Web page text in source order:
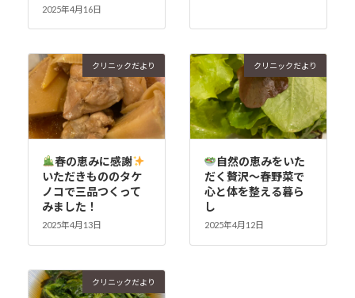
2025年4月16日
クリニックだより
春の恵みに感謝
いただきもののタケ
ノコで三品つくって
みました！
2025年4月13日
クリニックだより
自然の恵みをいた
だく贅沢〜春野菜で
心と体を整える暮ら
し
2025年4月12日
クリニックだより